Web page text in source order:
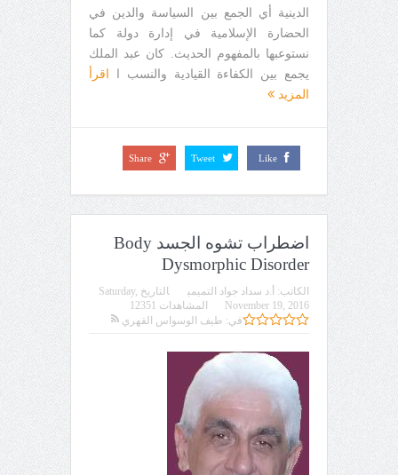
الدينية أي الجمع بين السياسة والدين في
الحضارة الإسلامية في إدارة دولة كما
نستوعبها بالمفهوم الحديث. كان عبد الملك
يجمع بين الكفاءة القيادية والنسب ا
اقرأ
المزيد
Like
Tweet
Share
اضطراب تشوه الجسد Body
Dysmorphic Disorder
الكاتب: أ.د سداد جواد التميمي التاريخ Saturday,
November 19, 2016
في: طيف الوسواس القهري
المشاهدات 12351